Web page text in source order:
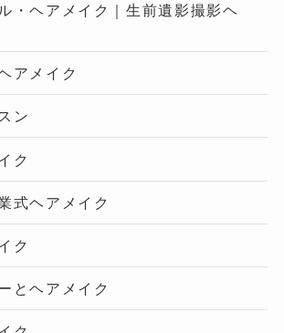
・ヘアメイク｜生前遺影撮影ヘ
アメイク
ン
ク
式ヘアメイク
ク
とヘアメイク